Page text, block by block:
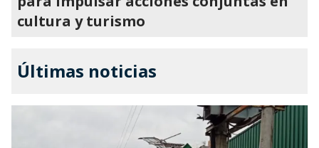
cultura y turismo
Últimas noticias